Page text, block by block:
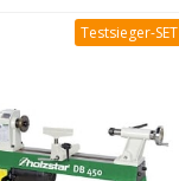
Testsieger-SET